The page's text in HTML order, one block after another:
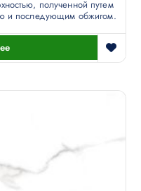
полученной путем
и последующим обжигом.